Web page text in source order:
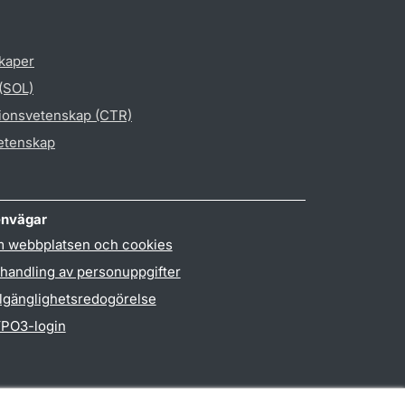
(CTR)
webbplatsen och cookies
av personuppgifter
login